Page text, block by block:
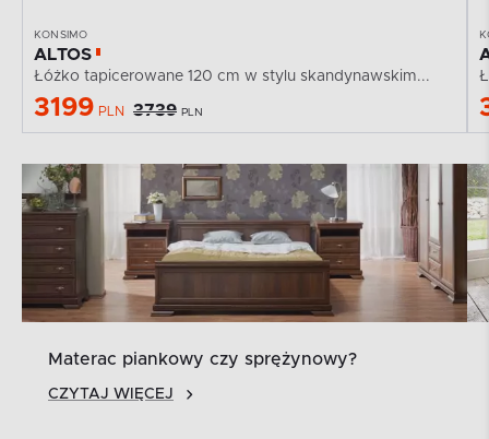
KONSIMO
ALTOS
Łóżko tapicerowane 120 cm w stylu skandynawskim...
3199 PLN 3739 PLN
Materac piankowy czy sprężynowy?
CZYTAJ WIĘCEJ